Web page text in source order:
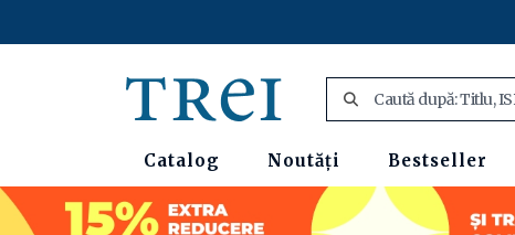
Catalog Noutăți Bestseller